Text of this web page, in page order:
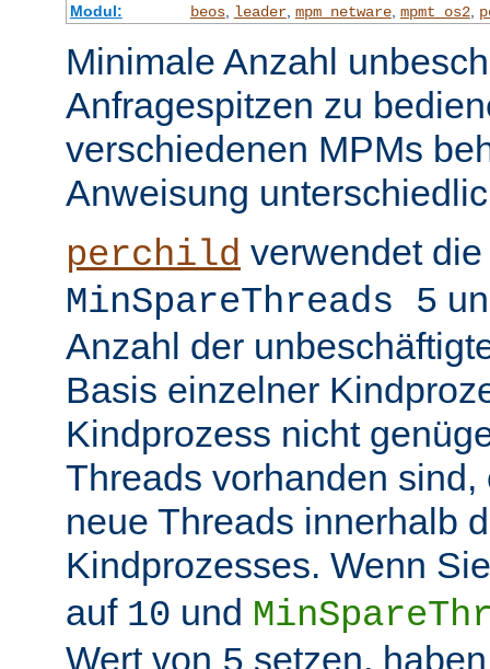
Modul: beos, leader, mpm_netware, mpmt_os2,
Minimale Anzahl
Anfragespitzen zu
verschiedenen MPMs
Anweisung
perchild verwendet
MinSpareThreads 5
Anzahl der
Basis einzelner
Kindprozess nicht
Threads vorhanden
neue Threads innerhalb
Kindprozesses. Wenn
auf 10 und
Wert von
setzen,